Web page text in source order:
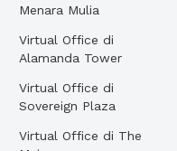
Menara Mulia
Virtual Office di
Alamanda Tower
Virtual Office di
Sovereign Plaza
Virtual Office di The